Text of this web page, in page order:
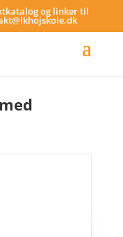
og linker til